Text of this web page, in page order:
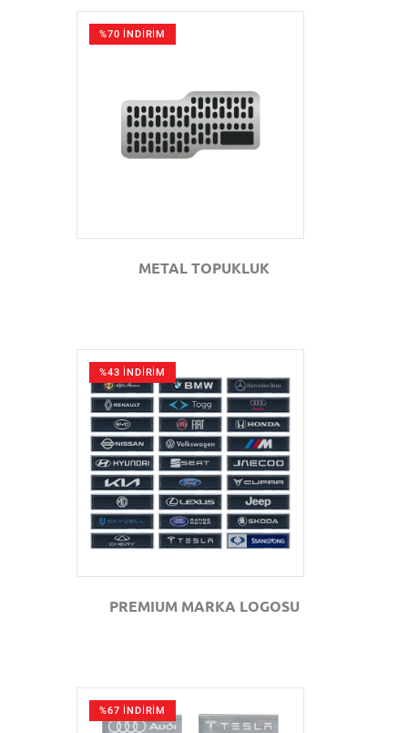
%70 İNDİRİM
GÖZAT
METAL TOPUKLUK
%43 İNDİRİM
GÖZAT
PREMIUM MARKA LOGOSU
%67 İNDİRİM